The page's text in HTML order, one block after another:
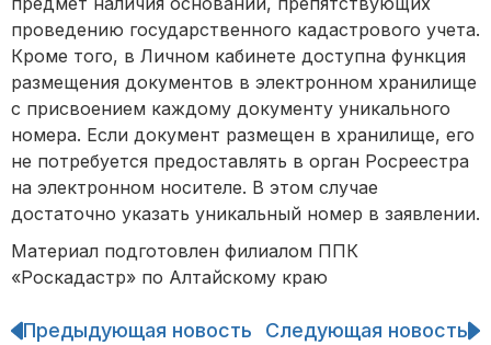
проведению государственного кадастрового учета.
Кроме того, в Личном кабинете доступна функция
размещения документов в электронном хранилище
с присвоением каждому документу уникального
номера. Если документ размещен в хранилище, его
не потребуется предоставлять в орган Росреестра
на электронном носителе. В этом случае
достаточно указать уникальный номер в заявлении.
Материал подготовлен филиалом ППК
«Роскадастр» по Алтайскому краю
Навигация
Предыдующая новость Следующая новость